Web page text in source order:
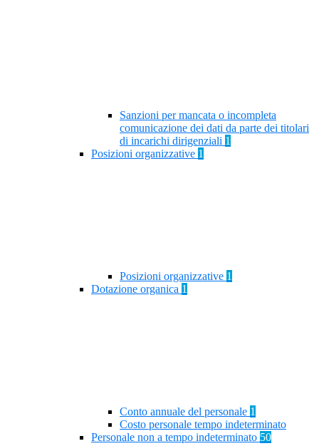
Sanzioni per mancata o incompleta
comunicazione dei dati da parte dei titolari
di incarichi dirigenziali 1
Posizioni organizzative 1
Posizioni organizzative 1
Dotazione organica 1
Conto annuale del personale 1
Costo personale tempo indeterminato
Personale non a tempo indeterminato 50